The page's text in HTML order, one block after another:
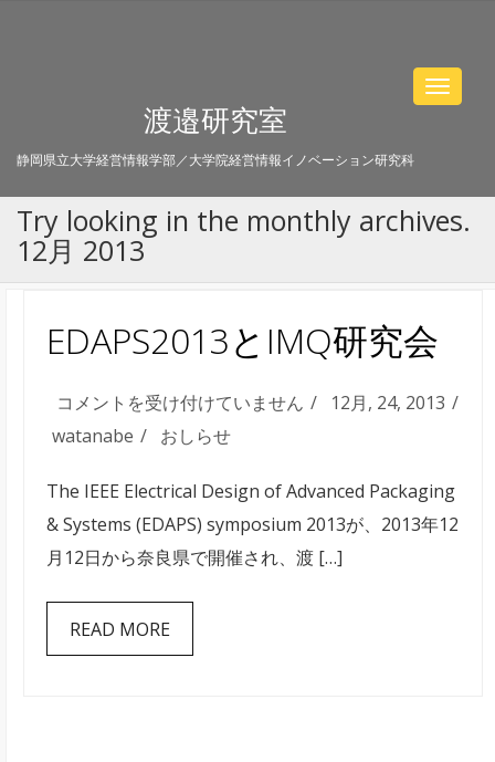
Toggle
渡邉研究室
静岡県立大学経営情報学部／大学院経営情報イノベーション研究科
Try looking in the monthly archives.
12月 2013
EDAPS2013とIMQ研究会
EDAPS2013
と
研
究
会
は
コメントを受け付けていません
12月, 24, 2013
watanabe
おしらせ
The IEEE Electrical Design of Advanced Packaging
& Systems (EDAPS) symposium 2013が、2013年12
月12日から奈良県で開催され、渡 […]
READ MORE